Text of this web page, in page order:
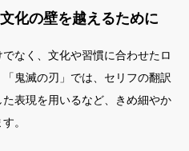
化の壁を越えるために
なく、文化や習慣に合わせたロ
鬼滅の刃」では、セリフの翻訳
表現を用いるなど、きめ細やか
。